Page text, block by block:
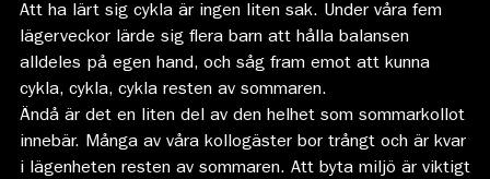
Att ha lärt sig cykla är ingen liten sak. Under våra fem
lägerveckor lärde sig flera barn att hålla balansen
alldeles på egen hand, och såg fram emot att kunna
cykla, cykla, cykla resten av sommaren.
Ändå är det en liten del av den helhet som sommarkollot
innebär. Många av våra kollogäster bor trångt och är kvar
i lägenheten resten av sommaren. Att byta miljö är viktigt